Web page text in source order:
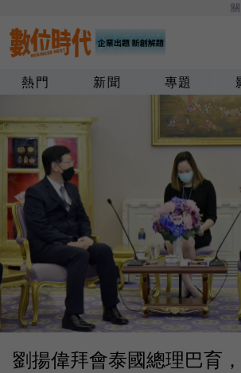
熱門 新聞 專題
劉揚偉拜會泰國總理巴育